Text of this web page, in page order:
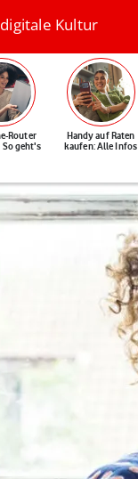
Kultur
Router
So geht's
Handy auf Raten
kaufen: Alle Infos